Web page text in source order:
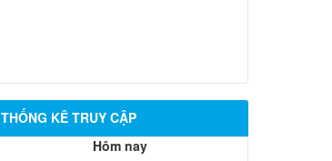
THỐNG KÊ TRUY CẬP
Hôm nay